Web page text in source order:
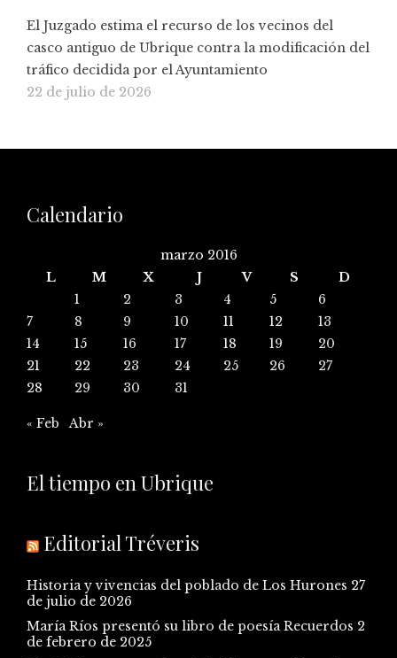
El Juzgado estima el recurso de los vecinos del
casco antiguo de Ubrique contra la modificación del
tráfico decidida por el Ayuntamiento
22 de julio de 2026
Calendario
marzo 2016
L
M X J V S
D
1
2 3 4 5
6
7
8 9 10 11 12
13
14
15 16 17 18 19
20
21
22 23 24 25 26
27
28
29 30 31
« Feb Abr »
El tiempo en Ubrique
Editorial Tréveris
Historia y vivencias del poblado de Los Hurones 27
de julio de 2026
María Ríos presentó su libro de poesía Recuerdos 2
de febrero de 2025